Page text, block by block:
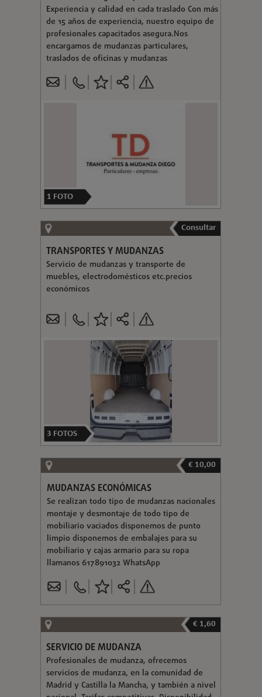
Experiencia y calidad en cada traslado Con más
de 15 años de experiencia, nuestro equipo de
profesionales capacitados asegura.Nos
encargamos de mudanzas particulares,
traslados de oficinas y mudanzas
1 FOTO
Consultar
TRANSPORTES Y MUDANZAS
Servicio de mudanzas y transporte de
muebles, electrodomésticos etc.precios
económicos
3 FOTOS
€ 10,00
MUDANZAS ECONÓMICAS
Se realizan todo tipo de mudanzas nacionales
montaje y desmontaje de todo tipo de
mobiliario vaciados disponemos de punto
limpio disponemos de embalajes para su
mobiliario y cajas armario para su ropa
llamanos 617891032 WhatsApp
€ 1,60
SERVICIO DE MUDANZA
Profesionales de mudanza, ofrecemos
servicios de mudanza, en la comunidad de
Madrid y Castilla la Mancha, y también a nivel